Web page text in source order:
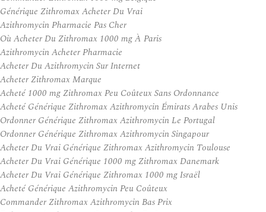
Générique Zithromax Acheter Du Vrai
Azithromycin Pharmacie Pas Cher
Où Acheter Du Zithromax 1000 mg À Paris
Azithromycin Acheter Pharmacie
Acheter Du Azithromycin Sur Internet
Acheter Zithromax Marque
Acheté 1000 mg Zithromax Peu Coûteux Sans Ordonnance
Acheté Générique Zithromax Azithromycin Émirats Arabes Unis
Ordonner Générique Zithromax Azithromycin Le Portugal
Ordonner Générique Zithromax Azithromycin Singapour
Acheter Du Vrai Générique Zithromax Azithromycin Toulouse
Acheter Du Vrai Générique 1000 mg Zithromax Danemark
Acheter Du Vrai Générique Zithromax 1000 mg Israël
Acheté Générique Azithromycin Peu Coûteux
Commander Zithromax Azithromycin Bas Prix